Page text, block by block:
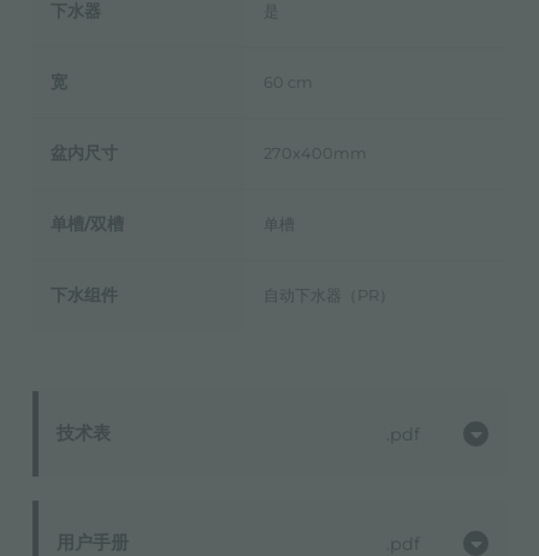
技术表 pdf
用户手册 pdf
下水器
宽 60 cm
盆内尺寸 270x400mm
单槽/双槽 单槽
下水组件 自动下水器（PR）